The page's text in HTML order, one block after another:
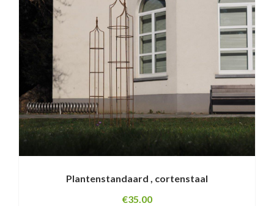
Plantenstandaard , cortenstaal
€35.00